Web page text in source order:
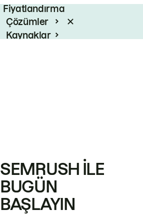
Fiyatlandırma
Çözümler
Kaynaklar
SEMRUSH ILE
BUGÜN
BAŞLAYIN